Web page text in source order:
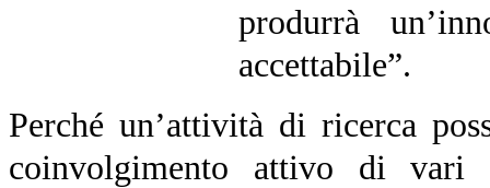
produrrà
accettabile”.
Perché un’attività di ricerca
coinvolgimento attivo di vari